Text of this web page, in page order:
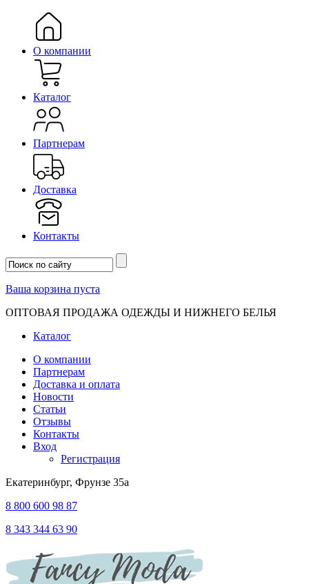
О компании
Каталог
Партнерам
Доставка
Контакты
Ваша корзина пуста
ОПТОВАЯ ПРОДАЖА ОДЕЖДЫ И НИЖНЕГО БЕЛЬЯ
Каталог
О компании
Партнерам
Доставка и оплата
Новости
Статьи
Отзывы
Контакты
Вход
Регистрация
Екатеринбург, Фрунзе 35а
8 800 600 98 87
8 343 344 63 90